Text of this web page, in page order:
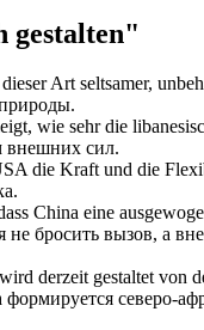
gestalten"
Art seltsamer,
wie sehr die
внешних сил.
die Kraft und die
China eine
бросить вызов, а
derzeit gestaltetvon
формируется северо-